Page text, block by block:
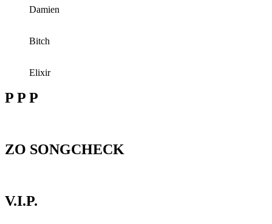
Damien
Bitch
Elixir
P P P
ZO SONGCHECK
V.I.P.